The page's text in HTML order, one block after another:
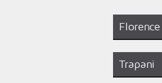
Florence
Trapani